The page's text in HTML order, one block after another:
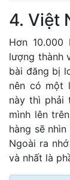
4. Việt
Hơn
lượng thành
bài đăng bị
nên có một
này thì phải
mình lên
hàng sẽ
Ngoài ra
và nhất là